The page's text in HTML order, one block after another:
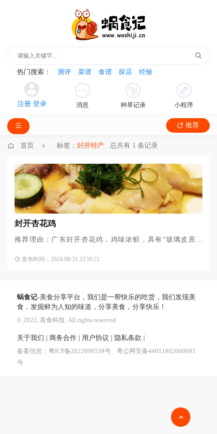
热门搜索： 测评 菜谱 食谱 探店 经验
消息 种草记录 小程序
推荐
首页 标签： 封开特产 总共有 1 条记录
封开杏花鸡
推荐理由：广东封开杏花鸡，鸡味浓郁，具有“玻璃皮蔗渣
列为广东三大名鸡。早在清朝年间，肉质奇佳的封开杏花鸡，
发布时间：2024-08-31 22:50:21
蜗食记-美食分享平台，我们是一帮快乐的吃货，我们发现美
食，发掘鲜为人知的味道，分享美食，分享快乐！
© 2022, 喜食科技. All rights reserved.
关于我们 商务合作 用户协议 隐私条款
备案信息： 粤ICP备2022099539号
粤公网安备44011802000691
号